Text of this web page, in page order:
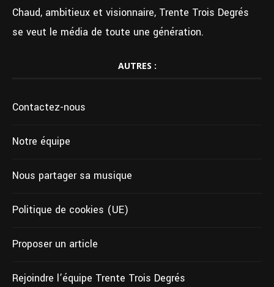
Chaud, ambitieux et visionnaire, Trente Trois Degrés
se veut le média de toute une génération.
AUTRES :
Contactez-nous
Notre équipe
Nous partager sa musique
Politique de cookies (UE)
Proposer un article
Rejoindre l’équipe Trente Trois Degrés